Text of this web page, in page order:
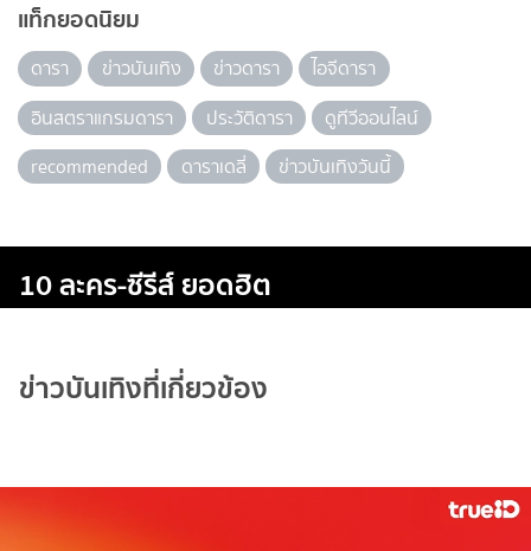
แท็กยอดนิยม
ดารา ข่าวบันเทิง ข่าวดารา
ไอจีดารา
อินสตราแกรมดารา
ประวัติดารา
ดูทีวีออนไลน์
recommended
ดาราเดลี่ ข่าวบันเทิงวันนี้
10 ละคร-ซีรีส์ ยอดฮิต
ข่าวบันเทิงที่เกี่ยวข้อง